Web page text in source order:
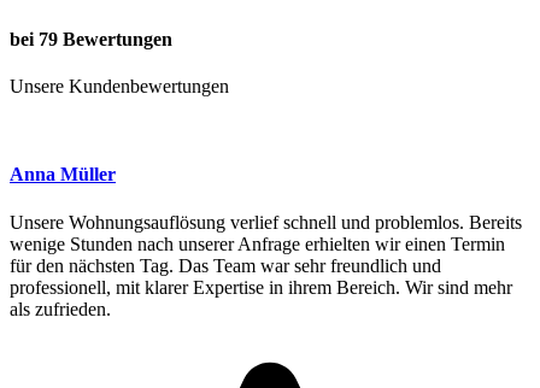
bei 79 Bewertungen
Unsere Kundenbewertungen
Anna Müller
Unsere Wohnungsauflösung verlief schnell und problemlos. Bereits
wenige Stunden nach unserer Anfrage erhielten wir einen Termin
für den nächsten Tag. Das Team war sehr freundlich und
professionell, mit klarer Expertise in ihrem Bereich. Wir sind mehr
als zufrieden.